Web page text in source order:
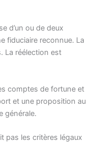
d’un ou de deux
fiduciaire reconnue. La
La réélection est
comptes de fortune et
et une proposition au
générale.
pas les critères légaux